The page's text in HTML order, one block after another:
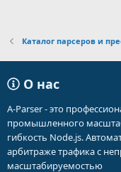
Каталог парсеров и
О нас
A-Parser - это
промышленного
гибкость Node.js.
арбитраже трафика с
масштабируемостью